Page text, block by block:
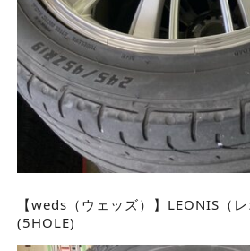
【weds（ウェッズ）】LEONIS（
(5HOLE)